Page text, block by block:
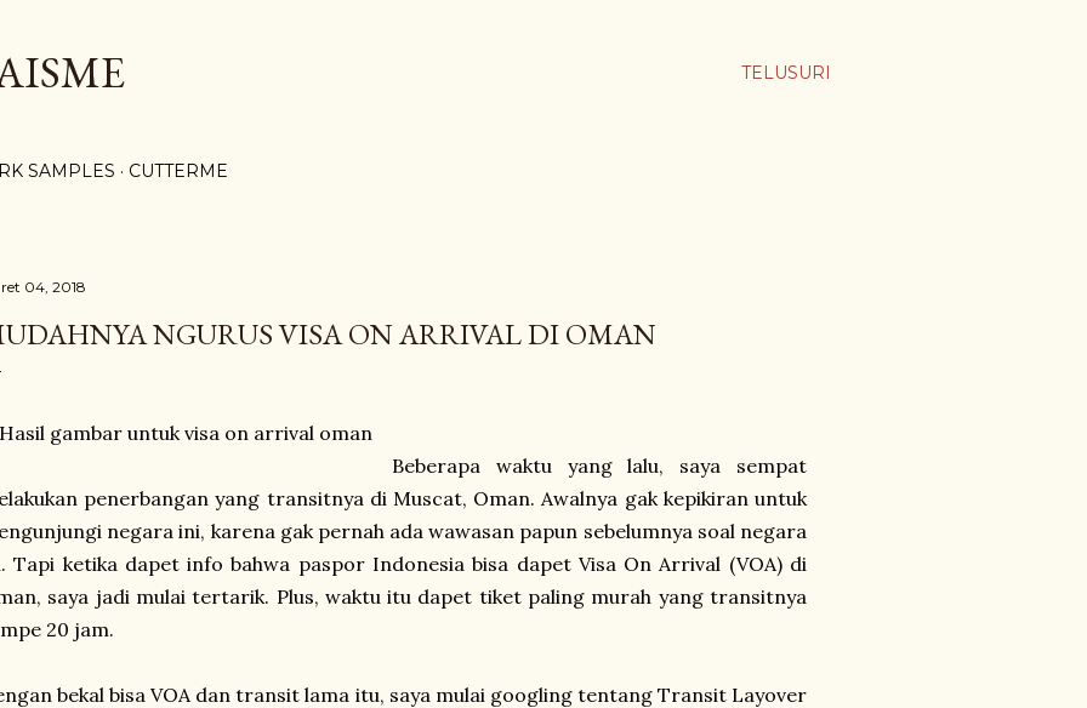
TELUSURI
SAMPLES CUTTERME
04, 2018
NGURUS VISA ON ARRIVAL DI OMAN
Beberapa waktu yang lalu, saya sempat
penerbangan yang transitnya di Muscat, Oman. Awalnya gak kepikiran untuk
negara ini, karena gak pernah ada wawasan papun sebelumnya soal negara
Tapi ketika dapet info bahwa paspor Indonesia bisa dapet Visa On Arrival (VOA) di
saya jadi mulai tertarik. Plus, waktu itu dapet tiket paling murah yang transitnya
20 jam.
bekal bisa VOA dan transit lama itu, saya mulai googling tentang Transit Layover